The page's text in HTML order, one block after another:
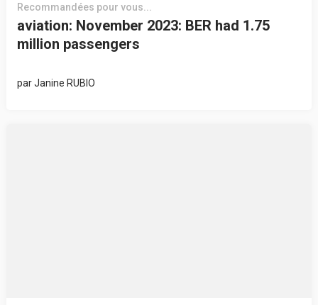
Recommandées pour vous...
aviation: November 2023: BER had 1.75
million passengers
parJanine RUBIO